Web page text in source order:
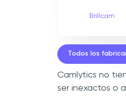
Brillcam
Todos los
Camlytics no
ser inexactos o